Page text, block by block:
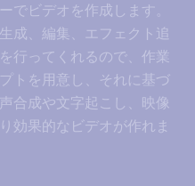
でビデオを作成します。
成、編集、エフェクト追
行ってくれるので、作業
トを用意し、それに基づ
合成や文字起こし、映像
効果的なビデオが作れま